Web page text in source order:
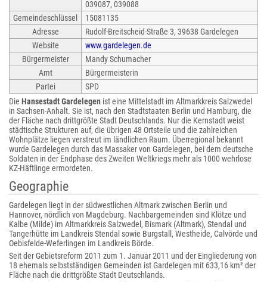
039087, 039088
Gemeindeschlüssel
15081135
Adresse
Rudolf-Breitscheid-Straße 3, 39638 Gardelegen
Website
www.gardelegen.de
Bürgermeister
Mandy Schumacher
Amt
Bürgermeisterin
Partei
SPD
Die Hansestadt Gardelegen ist eine Mittelstadt im Altmarkkreis Salzwedel
in Sachsen-Anhalt. Sie ist, nach den Stadtstaaten Berlin und Hamburg, die
der Fläche nach drittgrößte Stadt Deutschlands. Nur die Kernstadt weist
städtische Strukturen auf, die übrigen 48 Ortsteile und die zahlreichen
Wohnplätze liegen verstreut im ländlichen Raum. Überregional bekannt
wurde Gardelegen durch das Massaker von Gardelegen, bei dem deutsche
Soldaten in der Endphase des Zweiten Weltkriegs mehr als 1000 wehrlose
KZ-Häftlinge ermordeten.
Geographie
Gardelegen liegt in der südwestlichen Altmark zwischen Berlin und
Hannover, nördlich von Magdeburg. Nachbargemeinden sind Klötze und
Kalbe (Milde) im Altmarkkreis Salzwedel, Bismark (Altmark), Stendal und
Tangerhütte im Landkreis Stendal sowie Burgstall, Westheide, Calvörde und
Oebisfelde-Weferlingen im Landkreis Börde.
Seit der Gebietsreform 2011 zum 1. Januar 2011 und der Eingliederung von
18 ehemals selbstständigen Gemeinden ist Gardelegen mit 633,16 km² der
Fläche nach die drittgrößte Stadt Deutschlands.